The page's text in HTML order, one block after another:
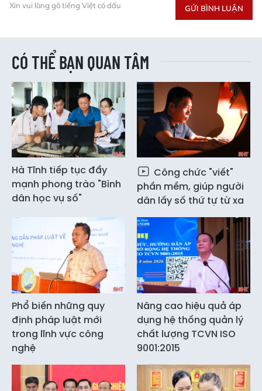
Xin vui lòng gõ tiếng Việt có dấu GỬI BÌNH LUẬN
CÓ THỂ BẠN QUAN TÂM
Hà Tĩnh tiếp tục đẩy
mạnh phong trào "Bình
dân học vụ số"
Công chức "viết"
phần mềm, giúp người
dân lấy số thứ tự từ xa
Phổ biến những quy
định pháp luật mới
trong lĩnh vực công
nghệ
Nâng cao hiệu quả áp
dụng hệ thống quản lý
chất lượng TCVN ISO
9001:2015